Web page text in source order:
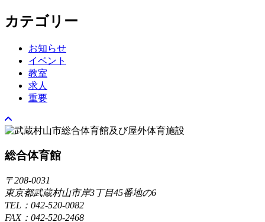
カテゴリー
お知らせ
イベント
教室
求人
重要
総合体育館
〒208-0031
東京都武蔵村山市岸3丁目45番地の6
TEL：042-520-0082
FAX：042-520-2468